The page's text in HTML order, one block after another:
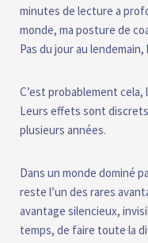
minutes de lecture a
monde, ma posture de
Pas du jour au
C’est probablement
Leurs effets sont
plusieurs années.
Dans un monde dominé
reste l’un des rares
avantage silencieux,
temps, de faire toute la